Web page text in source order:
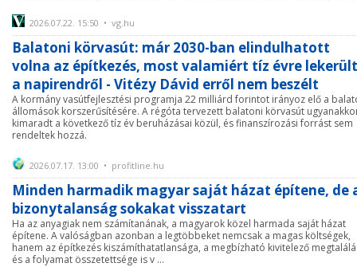
2026.07.22. 15:50 • vg.hu
Balatoni körvasút: már 2030-ban elindulhatott
volna az építkezés, most valamiért tíz évre lekerült
a napirendről - Vitézy Dávid erről nem beszélt
A kormány vasútfejlesztési programja 22 milliárd forintot irányoz elő a
állomások korszerűsítésére. A régóta tervezett balatoni körvasút
kimaradt a következő tíz év beruházásai közül, és finanszírozási forrást sem
rendeltek hozzá.
2026.07.17. 13:00 • profitline.hu
Minden harmadik magyar saját házat építene, de
bizonytalanság sokakat visszatart
Ha az anyagiak nem számítanának, a magyarok közel harmada saját házat
építene. A valóságban azonban a legtöbbeket nemcsak a magas költségek,
hanem az építkezés kiszámíthatatlansága, a megbízható kivitelező
és a folyamat összetettsége is v ...